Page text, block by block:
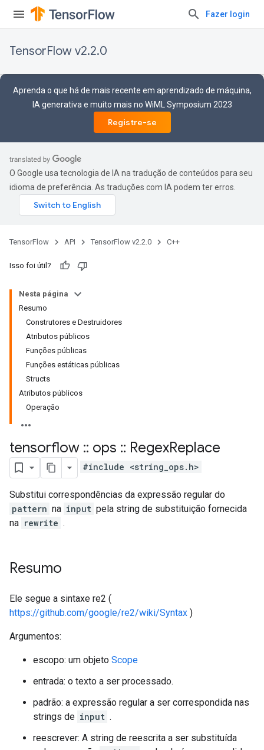
Fazer login
TensorFlow v2.2.0
Aprenda o que há de mais recente em aprendizado de máquina,
IA generativa e muito mais no WiML Symposium 2023
Registre-se
O Google usa tecnologia de IA na tradução de conteúdos para seu
idioma de preferência. As traduções com IA podem ter erros.
TensorFlow API TensorFlow v2.2.0 C++
Isso foi útil?
Nesta página
Resumo
Construtores e Destruidores
Atributos públicos
Funções públicas
Funções estáticas públicas
Structs
Atributos públicos
Operação
tensorflow :: ops :: RegexReplace
#include <string_ops.h>
Substitui correspondências da expressão regular do
pattern na input pela string de substituição fornecida
na rewrite .
Resumo
Ele segue a sintaxe re2 (
https://github.com/google/re2/wiki/Syntax )
Argumentos:
escopo: um objeto Scope
entrada: o texto a ser processado.
padrão: a expressão regular a ser correspondida nas
strings de input .
reescrever: A string de reescrita a ser substituída